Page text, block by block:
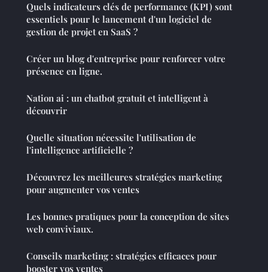
Quels indicateurs clés de performance (KPI) sont
essentiels pour le lancement d'un logiciel de
gestion de projet en SaaS ?
Créer un blog d'entreprise pour renforcer votre
présence en ligne.
Nation ai : un chatbot gratuit et intelligent à
découvrir
Quelle situation nécessite l'utilisation de
l'intelligence artificielle ?
Découvrez les meilleures stratégies marketing
pour augmenter vos ventes
Les bonnes pratiques pour la conception de sites
web conviviaux.
Conseils marketing : stratégies efficaces pour
booster vos ventes